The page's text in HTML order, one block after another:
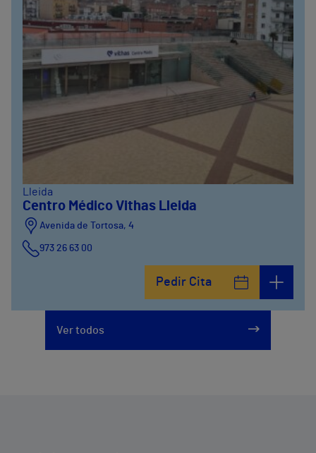
Lleida
Centro Médico Vithas Lleida
Avenida de Tortosa, 4
973 26 63 00
Pedir Cita
Ver todos